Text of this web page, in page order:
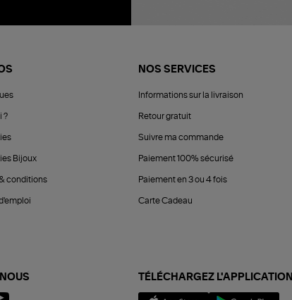
?
Bijoux
conditions
NOS SERVICES
Informations sur la livraison
Retour gratuit
Suivre ma commande
Paiement 100% sécurisé
Paiement en 3 ou 4 fois
Carte Cadeau
TÉLÉCHARGEZ L'APPLICATION